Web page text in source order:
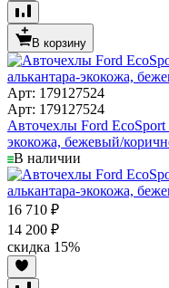
В корзину
Арт: 179127524
Арт: 179127524
Авточехлы Ford
экокожа, бежевый/
В наличии
16 710 ₽
14 200 ₽
скидка 15%